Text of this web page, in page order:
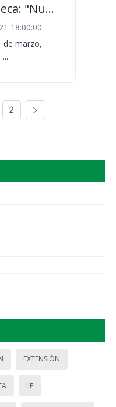
"Nu...
18:00:00
de marzo,
2
EXTENSIÓN
IIE